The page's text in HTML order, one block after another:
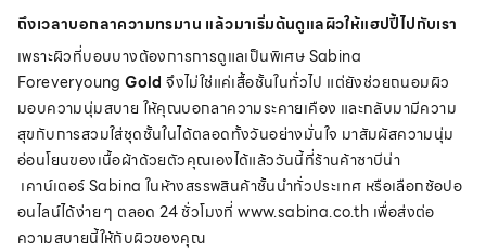
ถึงเวลาบอกลาความทรมาน แล้วมาเริ่มต้นดูแลผิวให้แฮปปี้ไปกับเรา
เพราะผิวที่บอบบางต้องการการดูแลเป็นพิเศษ Sabina
ForeveryoungGold จึงไม่ใช่แค่เสื้อชั้นในทั่วไป แต่ยังช่วยถนอมผิว
มอบความนุ่มสบาย ให้คุณบอกลาความระคายเคือง และกลับมามีความ
สุขกับการสวมใส่ชุดชั้นในได้ตลอดทั้งวันอย่างมั่นใจ มาสัมผัสความนุ่ม
อ่อนโยนของเนื้อผ้าด้วยตัวคุณเองได้แล้ววันนี้ที่ร้านค้าซาบีน่า
เคาน์เตอร์ Sabina ในห้างสรรพสินค้าชั้นนำทั่วประเทศ หรือเลือกช้อปอ
อนไลน์ได้ง่าย ๆ ตลอด 24 ชั่วโมงที่ www.sabina.co.th เพื่อส่งต่อ
ความสบายนี้ให้กับผิวของคุณ